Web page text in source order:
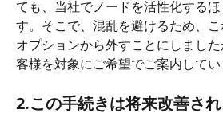
ても、当社でノードを活性化する
す。そこで、混乱を避けるため、
オプションから外すことにしまし
客様を対象にご希望でご案内してい
2.この手続きは将来改善さ